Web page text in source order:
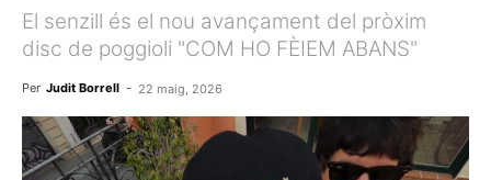
El senzill és el nou avançament del pròxim
disc de poggioli "COM HO FÈIEM ABANS"
Per Judit Borrell - 22 maig, 2026